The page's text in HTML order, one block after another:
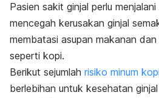
Pasien sakit ginjal perlu
mencegah kerusakan ginjal
membatasi asupan makanan
seperti kopi.
Berikut sejumlah risiko minum kopi
berlebihan untuk kesehatan